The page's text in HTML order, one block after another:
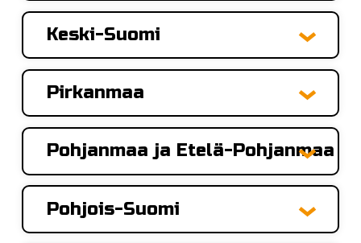
Keski-Suomi
Pirkanmaa
Pohjanmaa ja Etelä-Pohjanmaa
Pohjois-Suomi